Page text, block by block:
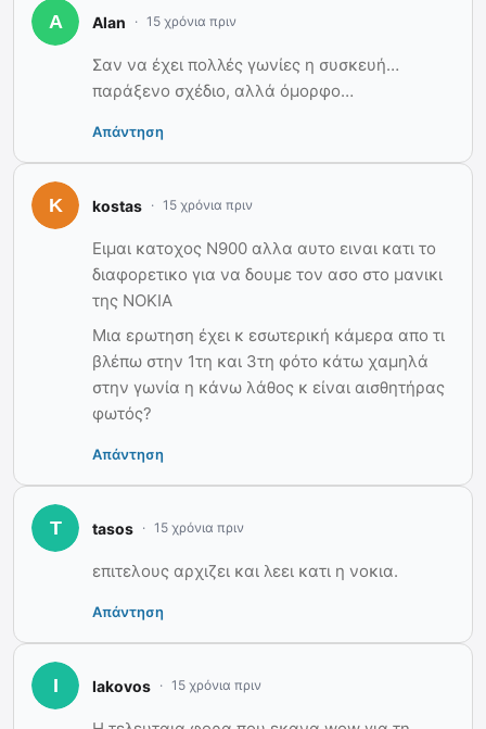
Alan 15 χρόνια πριν
Σαν να έχει πολλές γωνίες η συσκευή…
παράξενο σχέδιο, αλλά όμορφο…
Απάντηση
kostas 15 χρόνια πριν
Ειμαι κατοχος Ν900 αλλα αυτο ειναι κατι το
διαφορετικο για να δουμε τον ασο στο μανικι
της ΝΟΚΙΑ
Μια ερωτηση έχει κ εσωτερική κάμερα απο τι
βλέπω στην 1τη και 3τη φότο κάτω χαμηλά
στην γωνία η κάνω λάθος κ είναι αισθητήρας
φωτός?
Απάντηση
tasos 15 χρόνια πριν
επιτελους αρχιζει και λεει κατι η νοκια.
Απάντηση
Iakovos 15 χρόνια πριν